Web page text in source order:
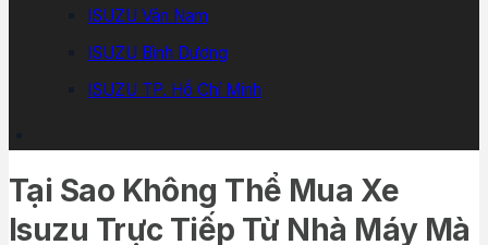
ISUZU Vân Nam
ISUZU Bình Dương
ISUZU TP. Hồ Chí Minh
Tại Sao Không Thể Mua Xe
Isuzu Trực Tiếp Từ Nhà Máy Mà